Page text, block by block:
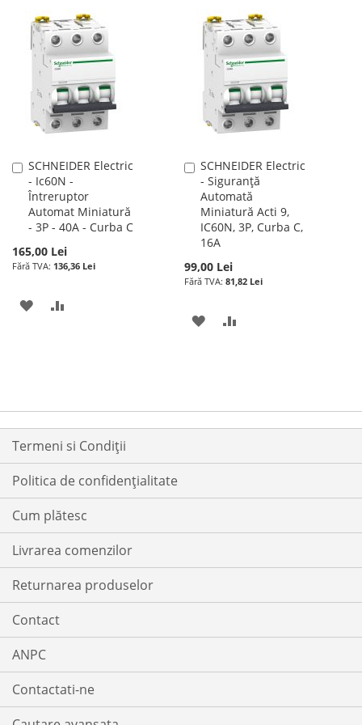
LISTA
DE
DORINTE
PENTRU
COMPARARE
DE
DORINTE
SCHNEIDER Electric
- Ic60N -
Întreruptor
Automat Miniatură
- 3P - 40A - Curba C
165,00 Lei
136,36 Lei
Adauga
în
cos
ADAUGATI
DORINTE
SCHNEIDER Electric
- Siguranță
Automată
Miniatură Acti 9,
IC60N, 3P, Curba C,
16A
99,00 Lei
81,82 Lei
Adauga
în
cos
ADAUGATI
DORINTE
Termeni si Condiții
Politica de confidențialitate
Cum plătesc
Livrarea comenzilor
Returnarea produselor
Contact
ANPC
Contactati-ne